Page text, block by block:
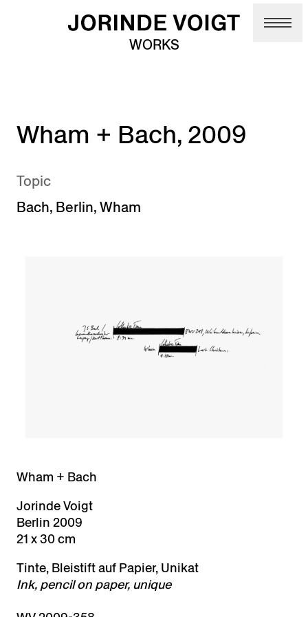
Skip to main content
WORKS
Wham + Bach, 2009
Topic
Bach, Berlin,Wham
Wham + Bach
Jorinde Voigt
Berlin 2009
21 x 30 cm
Tinte, Bleistift auf Papier, Unikat
Ink, pencil on paper, unique